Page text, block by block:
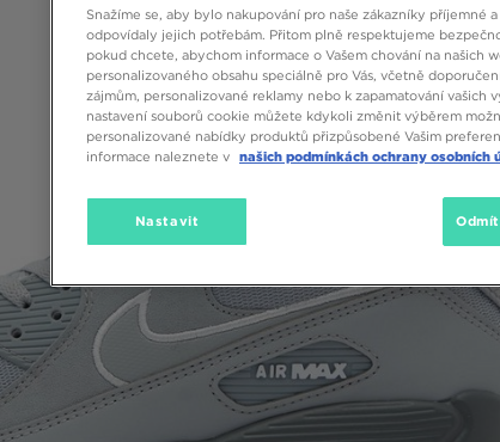
Snažíme se, aby bylo nakupování pro naše zákazníky příjemné
odpovídaly jejich potřebám. Přitom plně respektujeme
pokud chcete, abychom informace o Vašem chování na našich
personalizovaného obsahu speciálně pro Vás, včetně
zájmům, personalizované reklamy nebo k zapamatování vašich
nastavení souborů cookie můžete kdykoli změnit výběrem
personalizované nabídky produktů přizpůsobené Vašim
informace naleznete v našich podmínkách ochrany osobních
Nastavit